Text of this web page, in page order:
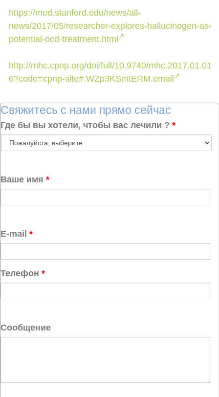
https://med.stanford.edu/news/all-
news/2017/05/researcher-explores-hallucinogen-as-
potential-ocd-treatment.html
http://mhc.cpnp.org/doi/full/10.9740/mhc.2017.01.01
6?code=cpnp-site#.WZp3KSmtERM.email
Свяжитесь с нами прямо сейчас
Где бы вы хотели, чтобы вас лечили ? *
Ваше имя *
E-mail *
Телефон *
Сообщение